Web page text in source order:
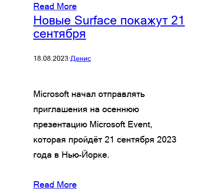
Read More
Новые Surface покажут 21
сентября
18.08.2023·Денис
Microsoft начал отправлять
приглашения на осеннюю
презентацию Microsoft Event,
которая пройдёт 21 сентября 2023
года в Нью-Йорке.
Read More